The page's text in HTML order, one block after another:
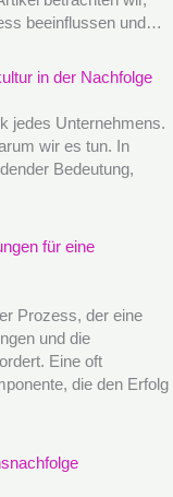
beeinflussen und…
in der Nachfolge
jedes Unternehmens.
wir es tun. In
Bedeutung,
für eine
Prozess, der eine
und die
Eine oft
die den Erfolg